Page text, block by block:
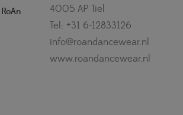
4005 AP Tiel
Tel: +31 6-12833126
info@roandancewear.nl
www.roandancewear.nl